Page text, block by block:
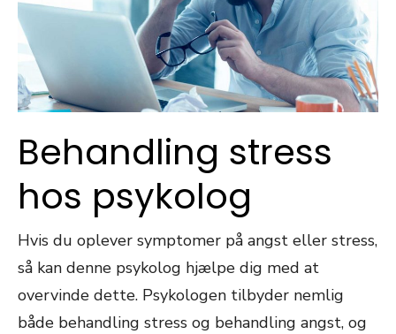
Behandling stress
hos psykolog
Hvis du oplever symptomer på angst eller stress,
så kan denne psykolog hjælpe dig med at
overvinde dette. Psykologen tilbyder nemlig
både behandling stress og behandling angst, og